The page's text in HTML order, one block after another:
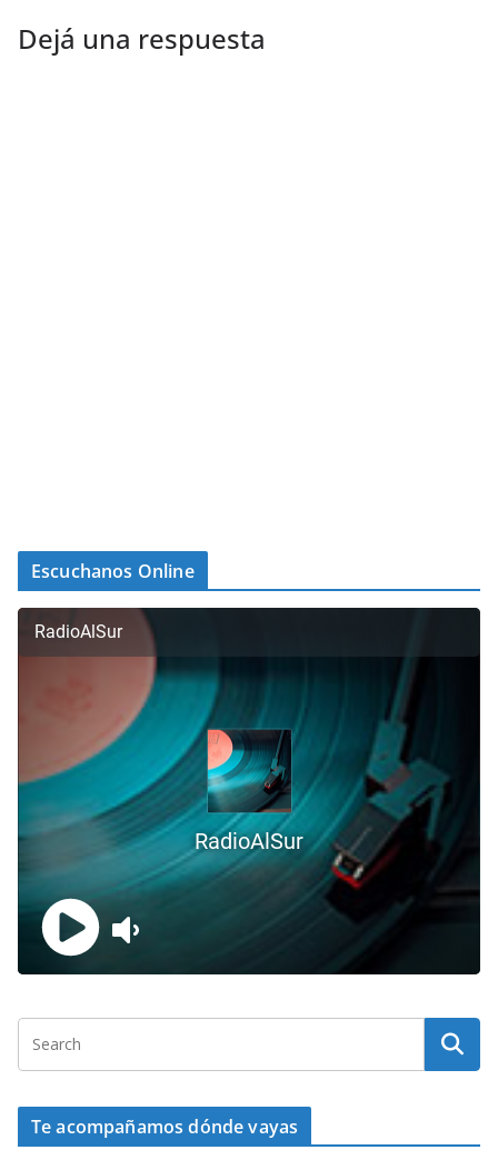
Dejá una respuesta
Escuchanos Online
Te acompañamos dónde vayas